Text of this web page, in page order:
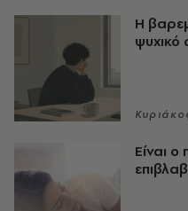
Η
ψυχικό
Είναι ο